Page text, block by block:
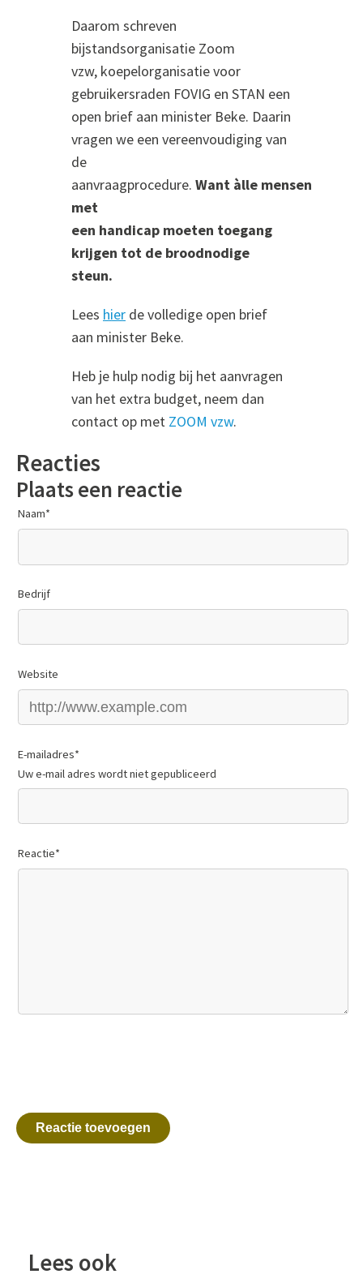
Daarom schreven
bijstandsorganisatie Zoom
vzw, koepelorganisatie voor
gebruikersraden FOVIG en STAN een
open brief aan minister Beke. Daarin
vragen we een vereenvoudiging van
de
aanvraagprocedure. Want àlle mensen
met
een handicap moeten toegang
krijgen tot de broodnodige
steun.
Lees hier de volledige open brief
aan minister Beke.
Heb je hulp nodig bij het aanvragen
van het extra budget, neem dan
contact op met ZOOM vzw.
Reacties
Plaats een reactie
Naam*
Bedrijf
Website
E-mailadres*
Uw e-mail adres wordt niet gepubliceerd
Reactie*
Reactie toevoegen
Lees ook